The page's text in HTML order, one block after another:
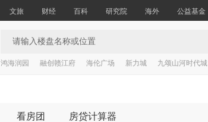
文旅 财经 百科 研究院 海外 公益基金
鸿海润园 融创赣江府 海伦广场 新力城 九颂山河时代城
看房团 房贷计算器